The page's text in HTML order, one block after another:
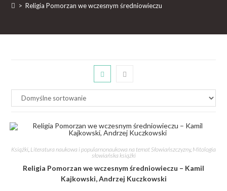
> Religia Pomorzan we wczesnym średniowieczu
Książki, Literatura naukowa i popularnonaukowa na temat Słowiańszczyzny, Mitologia
słowiańska książki
Religia Pomorzan we wczesnym średniowieczu – Kamil
Kajkowski, Andrzej Kuczkowski